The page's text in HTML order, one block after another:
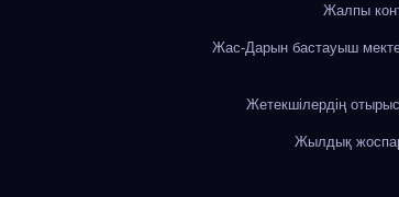
Жалпы
Жас-Дарын бастауыш
Жетекшілердің
Жылдық